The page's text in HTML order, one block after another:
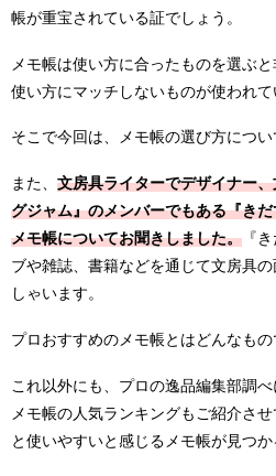
帳が重宝されている証でしょう。
メモ帳は使い方に合ったものを選ぶ
使い方にマッチしないものが使われ
そこで今回は、メモ帳の選び方につい
また、 文房具ライターでデザイナー
グジャム』のメンバーでもある『き
メモ帳についてお聞きしました。 『
ブや雑誌、書籍などを通じて文房具
しゃいます。
プロおすすめのメモ帳とはどんなもの
これ以外にも、プロの逸品編集部調
メモ帳の人気ランキングもご紹介さ
と使いやすいと感じるメモ帳が見つか